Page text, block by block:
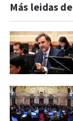
Más leidas